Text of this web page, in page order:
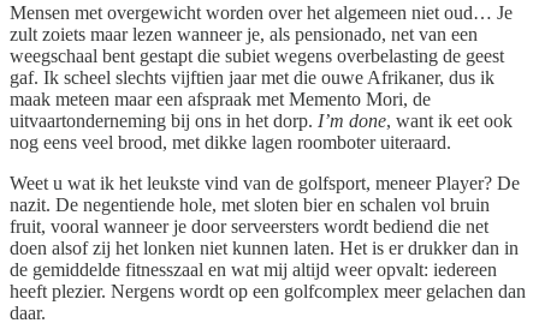
Mensen met overgewicht worden over het algemeen niet oud… Je
zult zoiets maar lezen wanneer je, als pensionado, net van een
weegschaal bent gestapt die subiet wegens overbelasting de geest
gaf. Ik scheel slechts vijftien jaar met die ouwe Afrikaner, dus ik
maak meteen maar een afspraak met Memento Mori, de
uitvaartonderneming bij ons in het dorp. I’m done, want ik eet ook
nog eens veel brood, met dikke lagen roomboter uiteraard.
Weet u wat ik het leukste vind van de golfsport, meneer Player? De
nazit. De negentiende hole, met sloten bier en schalen vol bruin
fruit, vooral wanneer je door serveersters wordt bediend die net
doen alsof zij het lonken niet kunnen laten. Het is er drukker dan in
de gemiddelde fitnesszaal en wat mij altijd weer opvalt: iedereen
heeft plezier. Nergens wordt op een golfcomplex meer gelachen dan
daar.